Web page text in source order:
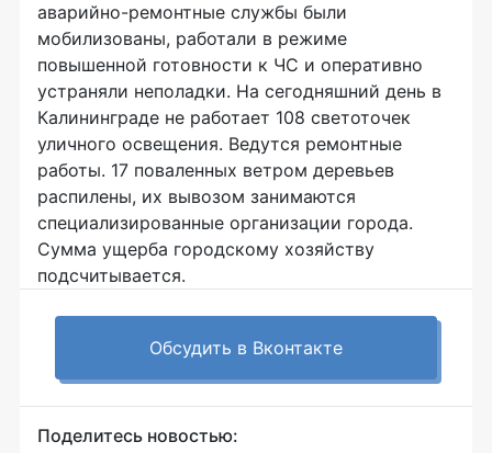
аварийно-ремонтные службы были
мобилизованы, работали в режиме
повышенной готовности к ЧС и оперативно
устраняли неполадки. На сегодняшний день в
Калининграде не работает 108 светоточек
уличного освещения. Ведутся ремонтные
работы. 17 поваленных ветром деревьев
распилены, их вывозом занимаются
специализированные организации города.
Сумма ущерба городскому хозяйству
подсчитывается.
Обсудить в Вконтакте
Поделитесь новостью: